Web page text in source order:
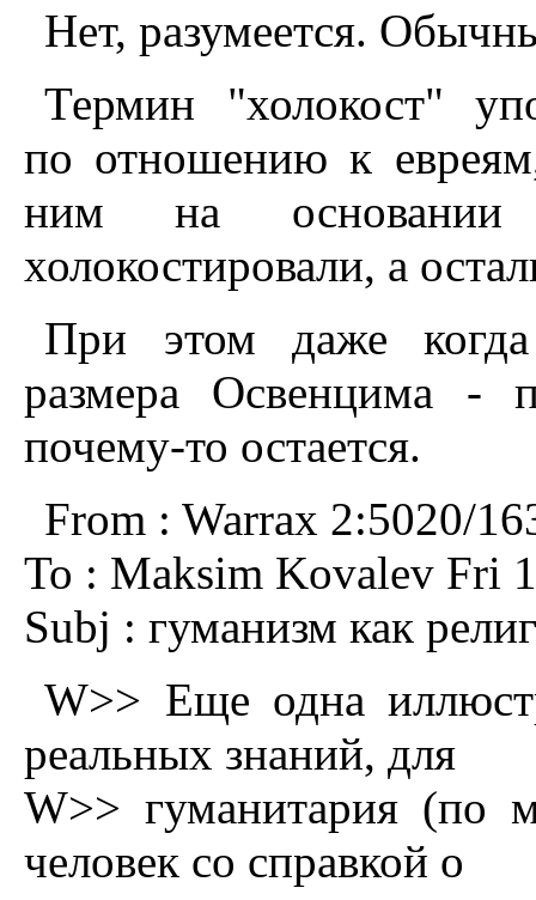
Hет, разумеется.
Термин "холокост"
по отношению к
ним на
холокостировали, а
При этом даже когда
размера Освенцима -
почему-то остается.
From : Warrax 2:5020/
To : Maksim Kovalev Fri
Subj : гуманизм как
W>> Еще одна
реальных знаний, для
W>> гуманитария (по
человек со справкой о